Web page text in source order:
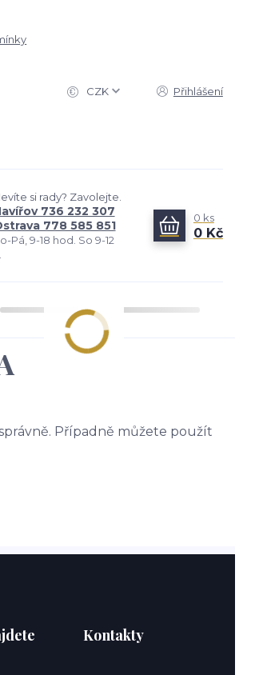
CZK Přihlášení
si rady? Zavolejte.
736 232 307
778 585 851
Pá, 9-18 hod. So 9-12
0 ks
0 Kč
Případně můžete použít
Kontakty